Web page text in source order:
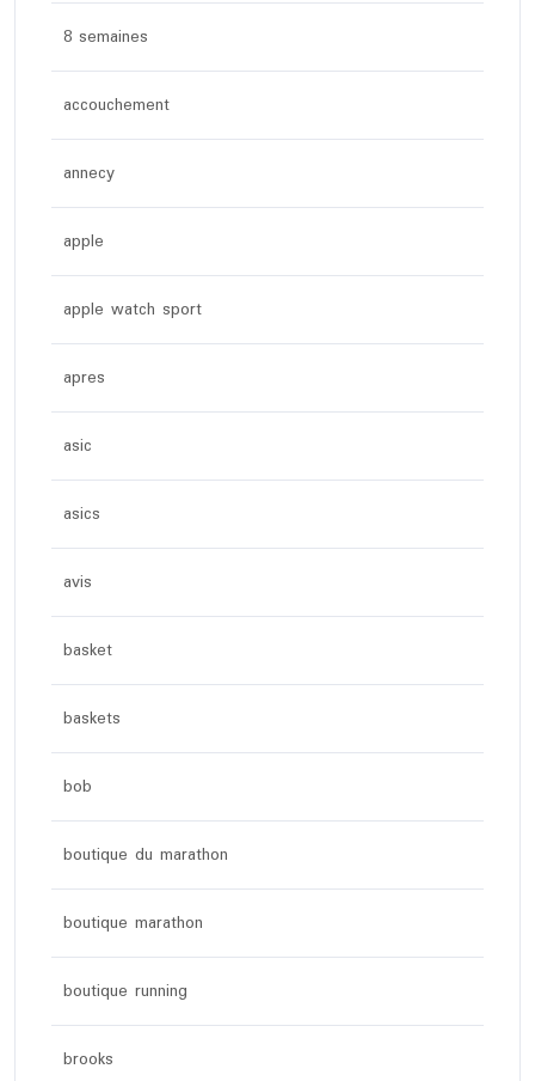
8 semaines
accouchement
annecy
apple
apple watch sport
apres
asic
asics
avis
basket
baskets
bob
boutique du marathon
boutique marathon
boutique running
brooks